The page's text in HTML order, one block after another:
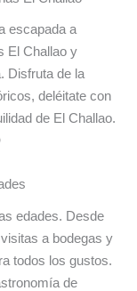
escapada a
El Challao y
Disfruta de la
deléitate con
de El Challao.
edades. Desde
a bodegas y
todos los gustos.
de